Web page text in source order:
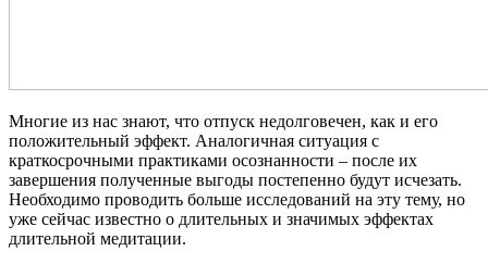
Многие из нас знают, что отпуск недолговечен, как и его
положительный эффект. Аналогичная ситуация с
краткосрочными практиками осознанности – после их
завершения полученные выгоды постепенно будут исчезать.
Необходимо проводить больше исследований на эту тему, но
уже сейчас известно о длительных и значимых эффектах
длительной медитации.